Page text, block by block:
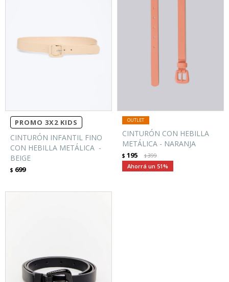
PROMO 3X2 KIDS
CINTURÓN INFANTIL FINO
CON HEBILLA METÁLICA -
BEIGE
$ 699
CINTURÓN CON HEBILLA
METÁLICA - NARANJA
$ 195 $399
51